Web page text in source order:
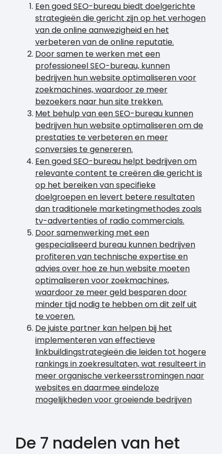
Een goed SEO-bureau biedt doelgerichte
strategieën die gericht zijn op het verhogen
van de online aanwezigheid en het
verbeteren van de online reputatie.
Door samen te werken met een
professioneel SEO-bureau, kunnen
bedrijven hun website optimaliseren voor
zoekmachines, waardoor ze meer
bezoekers naar hun site trekken.
Met behulp van een SEO-bureau kunnen
bedrijven hun website optimaliseren om de
prestaties te verbeteren en meer
conversies te genereren.
Een goed SEO-bureau helpt bedrijven om
relevante content te creëren die gericht is
op het bereiken van specifieke
doelgroepen en levert betere resultaten
dan traditionele marketingmethodes zoals
tv-advertenties of radio commercials.
Door samenwerking met een
gespecialiseerd bureau kunnen bedrijven
profiteren van technische expertise en
advies over hoe ze hun website moeten
optimaliseren voor zoekmachines,
waardoor ze meer geld besparen door
minder tijd nodig te hebben om dit zelf uit
te voeren.
De juiste partner kan helpen bij het
implementeren van effectieve
linkbuildingstrategieën die leiden tot hogere
rankings in zoekresultaten, wat resulteert in
meer organische verkeersstromingen naar
websites en daarmee eindeloze
mogelijkheden voor groeiende bedrijven
De 7 nadelen van het